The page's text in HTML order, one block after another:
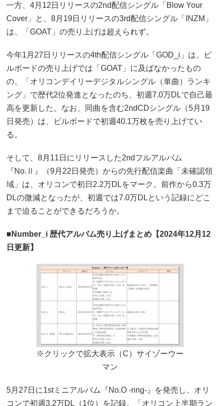
一方、4月12日リリースの2nd配信シングル「Blow Your
Cover」と、8月19日リリースの3rd配信シングル「INZM」
は、「GOAT」の売り上げは超えられず。
今年1月27日リリースの4th配信シングル「GOD_i」は、ビ
ルボードの売り上げでは「GOAT」に及ばなかったもの
の、「オリコンデイリーデジタルシングル（単曲）ランキ
ング」で歴代2位発進となったのち、初週7.0万DLで自己最
高を更新した。なお、同曲を含む2ndCDシングル（5月19
日発売）は、ビルボードで初週40.1万枚を売り上げてい
る。
そして、8月11日にリリースした2ndフルアルバム
『No.Ⅱ』（9月22日発売）からの先行配信楽曲「未確認領
域」は、オリコンで初日2.2万DLをマーク。前作から0.3万
DLの微減となったが、初週では7.0万DLという記録にどこ
まで迫ることができるだろうか。
■Number_i 歴代アルバム売り上げまとめ【2024年12月12
日更新】
※クリックで拡大表示（C）サイゾーウー
マン
5月27日に1stミニアルバム『No.O -ring-』を発売し、オリ
コンで初週3.2万DL（1位）を記録。「オリコン上半期ラン